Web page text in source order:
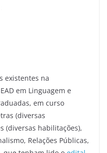
existentes na
em Linguagem e
em curso
(diversas
(diversas habilitações),
Relações Públicas,